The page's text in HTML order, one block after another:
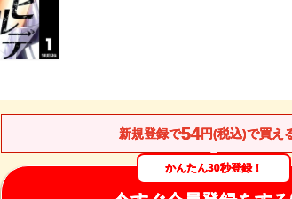
新規登録で54円(税込)で買え
かんたん30秒登録！